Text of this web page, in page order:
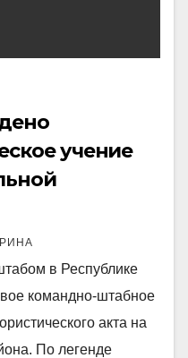
учение
в Республике
командно-штабное
акта на
По легенде